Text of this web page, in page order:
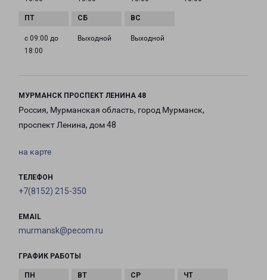
с 09:00 до
18:00
Выходной Выходной
МУРМАНСК ПРОСПЕКТ ЛЕНИНА 48
Россия, Мурманская область, город Мурманск,
проспект Ленина, дом 48
на карте
ТЕЛЕФОН
+7(8152) 215-350
EMAIL
murmansk@pecom.ru
ГРАФИК РАБОТЫ